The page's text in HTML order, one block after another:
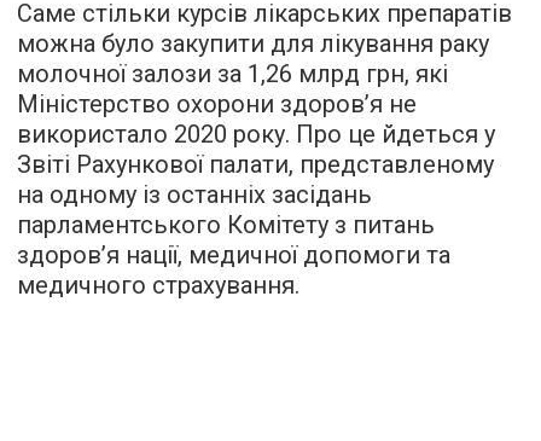
Саме стільки курсів лікарських препаратів
можна було закупити для лікування раку
молочної залози за 1,26 млрд грн, які
Міністерство охорони здоров’я не
використало 2020 року. Про це йдеться у
Звіті Рахункової палати, представленому
на одному із останніх засідань
парламентського Комітету з питань
здоров’я нації, медичної допомоги та
медичного страхування.